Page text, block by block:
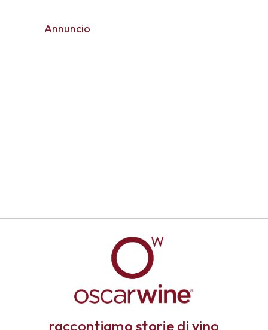
Annuncio
raccontiamo storie di vino